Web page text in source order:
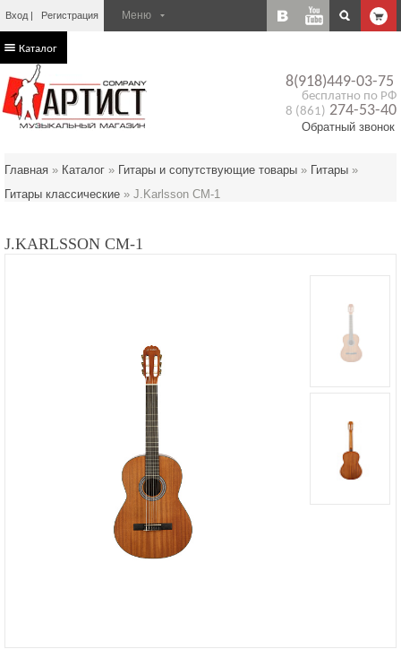
Вход Регистрация
8(918)449-03-75
бесплатно по РФ
8 (861) 274-53-40
Обратный звонок
Каталог
Главная » Каталог » Гитары и сопутствующие товары » Гитары »
Гитары классические » J.Karlsson CM-1
J.KARLSSON CM-1